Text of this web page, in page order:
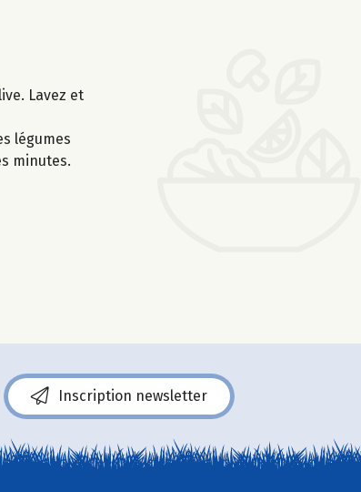
Lavez et
légumes
minutes.
Inscription newsletter